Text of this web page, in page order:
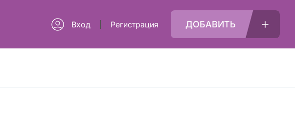
Вход Регистрация ДОБАВИТЬ